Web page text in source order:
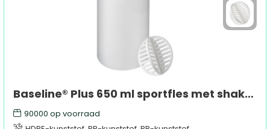
Baseline® Plus 650 ml sportfles met shaker bal
90000 op voorraad